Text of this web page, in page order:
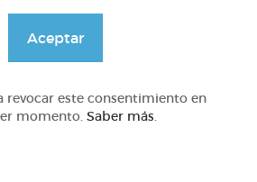
DOCS (4)
Aceptar
revocar este consentimiento en
momento. Saber más.